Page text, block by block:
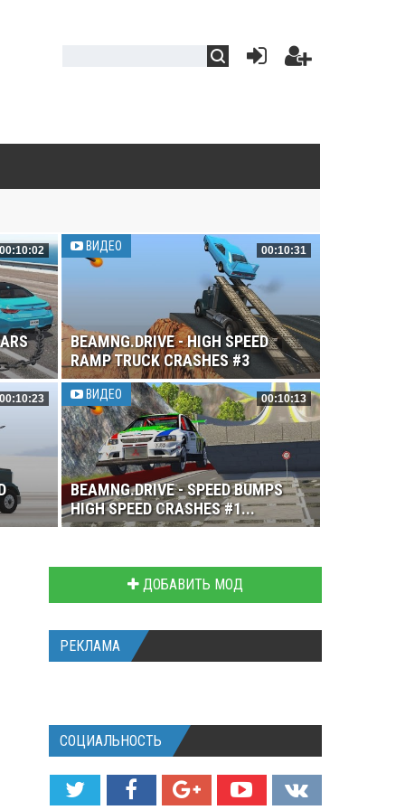
00:10:02 ВИДЕО 00:10:31
BEAMNG.DRIVE - HIGH SPEED
RAMP TRUCK CRASHES #3
00:10:23 ВИДЕО 00:10:13
BEAMNG.DRIVE - SPEED BUMPS
HIGH SPEED CRASHES #1...
ДОБАВИТЬ МОД
РЕКЛАМА
СОЦИАЛЬНОСТЬ